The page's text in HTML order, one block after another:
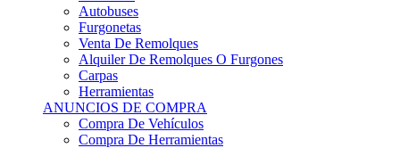
Autobuses
Furgonetas
Venta De Remolques
Alquiler De Remolques O Furgones
Carpas
Herramientas
ANUNCIOS DE COMPRA
Compra De Vehículos
Compra De Herramientas